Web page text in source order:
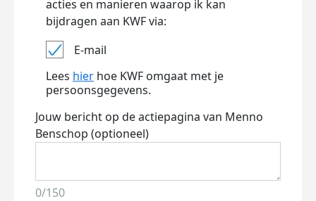
acties en manieren waarop ik kan
bijdragen aan KWF via:
E-mail
Lees hier hoe KWF omgaat met je
persoonsgegevens.
Jouw bericht op de actiepagina van Menno
Benschop (optioneel)
0/150